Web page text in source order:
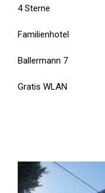
4 Sterne
Familienhotel
Ballermann 7
Gratis WLAN